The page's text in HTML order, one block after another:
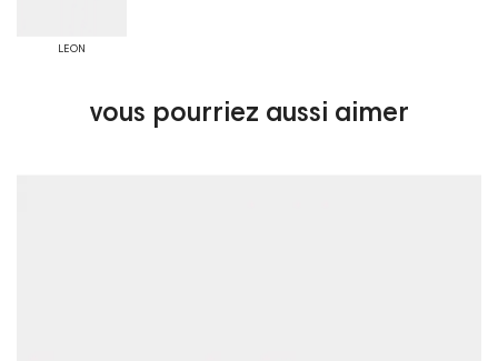
LEON
vous pourriez aussi aimer